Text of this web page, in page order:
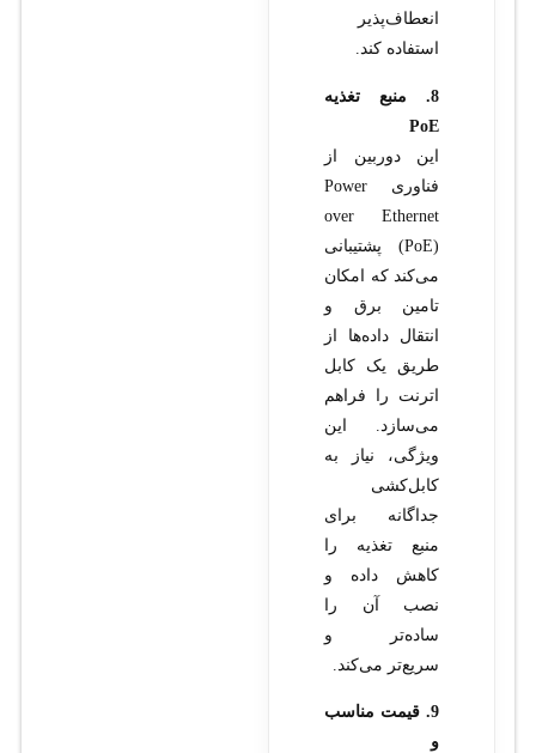
انعطاف‌پذیر
استفاده کند.
8. منبع تغذیه
PoE
این دوربین از
فناوری Power
over Ethernet
(PoE) پشتیبانی
می‌کند که امکان
تامین برق و
انتقال داده‌ها از
طریق یک کابل
اترنت را فراهم
می‌سازد. این
ویژگی، نیاز به
کابل‌کشی
جداگانه برای
منبع تغذیه را
کاهش داده و
نصب آن را
ساده‌تر و
سریع‌تر می‌کند.
9. قیمت مناسب
و